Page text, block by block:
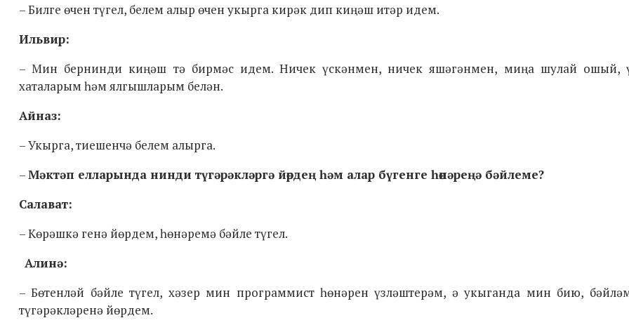
– Билге өчен түгел, белем алыр өчен укырга кирәк дип киңәш итәр идем.
Ильвир:
– Мин бернинди киңәш тә бирмәс идем. Ничек үскәнмен, ничек яшәгәнмен, миңа шулай ошый,
хаталарым һәм ялгышларым белән.
Айназ:
– Укырга, тиешенчә белем алырга.
–Мәктәп елларында нинди түгәрәкләргә йөрдең һәм алар бүгенге һөнәреңә бәйлеме?
Салават:
– Көрәшкә генә йөрдем, һөнәремә бәйле түгел.
Алинә:
– Бөтенләй бәйле түгел, хәзер мин программист һөнәрен үзләштерәм, ә укыганда мин бию,
түгәрәкләренә йөрдем.